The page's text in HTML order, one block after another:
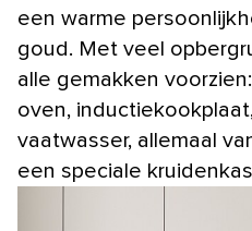
een warme
goud. Met veel
alle gemakken
oven,
vaatwasser, allemaal
een speciale